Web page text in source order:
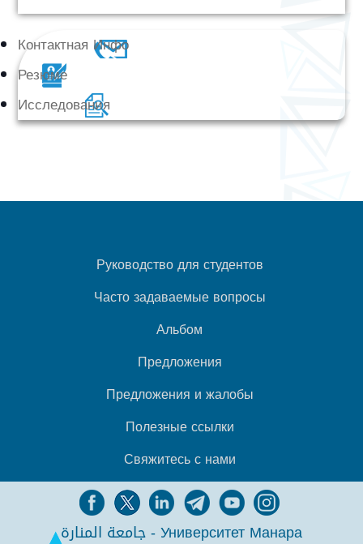
Контактная Инфо
Резюме
Исследования
Руководство для студентов
Часто задаваемые вопросы
Альбом
Предложения
Предложения и жалобы
Полезные ссылки
Свяжитесь с нами
جامعة المنارة - Университет Манара